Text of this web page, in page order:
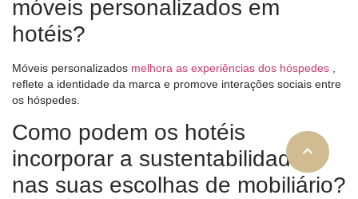
móveis personalizados em
hotéis?
Móveis personalizados melhora as experiências dos hóspedes
reflete a identidade da marca e promove interações sociais entre
os hóspedes.
Como podem os hotéis
incorporar a sustentabilidade
nas suas escolhas de mobiliário?